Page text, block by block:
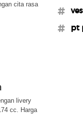
cita rasa
livery
cc. Harga